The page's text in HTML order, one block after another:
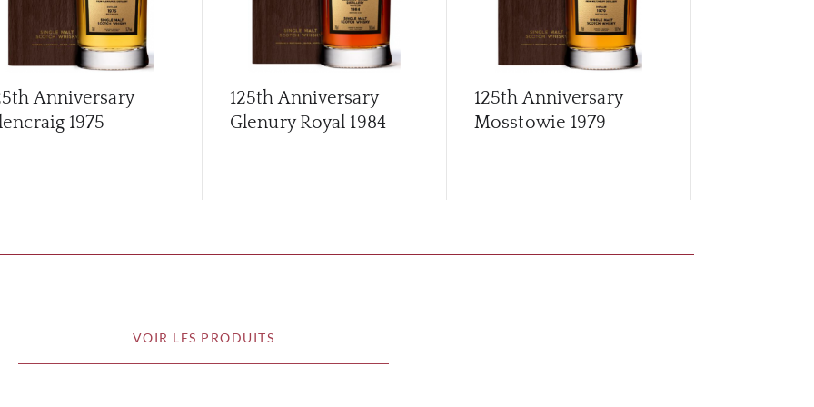
Anniversary
1975
125th Anniversary
Glenury Royal 1984
125th Anniversary
Mosstowie 1979
VOIR LES PRODUITS